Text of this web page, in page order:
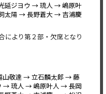
延ジヨウ → 琉人 → 嶋原叶
太陽 → 長野蒼大 → 吉浦慶
により第２部・欠席となり
山敬達 → 立石麟太郎 → 藤
→ 琉人 → 嶋原叶人 → 長岡